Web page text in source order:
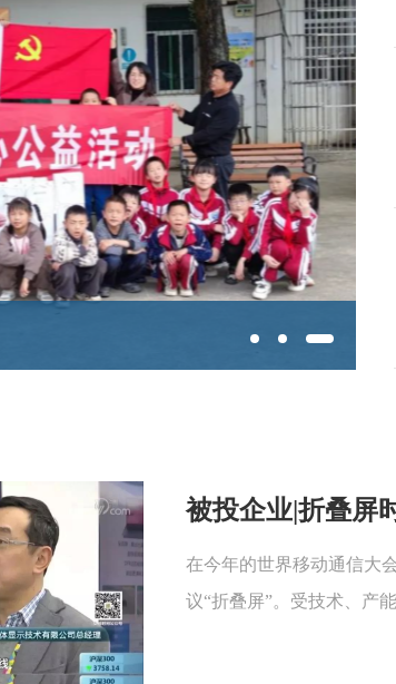
被投企业|折叠屏
在今年的世界移动通信大
议“折叠屏”。受技术、产